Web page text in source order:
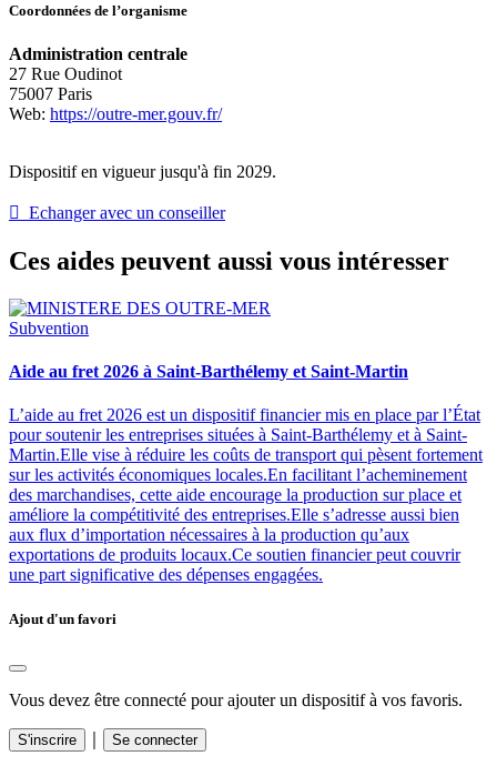
Coordonnées de l’organisme
Administration centrale
27 Rue Oudinot
75007 Paris
Web: https://outre-mer.gouv.fr/
Dispositif en vigueur jusqu'à fin 2029.
 Echanger avec un conseiller
Ces aides peuvent aussi vous intéresser
Subvention
Aide au fret 2026 à Saint-Barthélemy et Saint-Martin
L’aide au fret 2026 est un dispositif financier mis en place par l’État
pour soutenir les entreprises situées à Saint-Barthélemy et à Saint-
Martin.Elle vise à réduire les coûts de transport qui pèsent fortement
sur les activités économiques locales.En facilitant l’acheminement
des marchandises, cette aide encourage la production sur place et
améliore la compétitivité des entreprises.Elle s’adresse aussi bien
aux flux d’importation nécessaires à la production qu’aux
exportations de produits locaux.Ce soutien financier peut couvrir
une part significative des dépenses engagées.
Ajout d'un favori
Vous devez être connecté pour ajouter un dispositif à vos favoris.
S'inscrire Se connecter